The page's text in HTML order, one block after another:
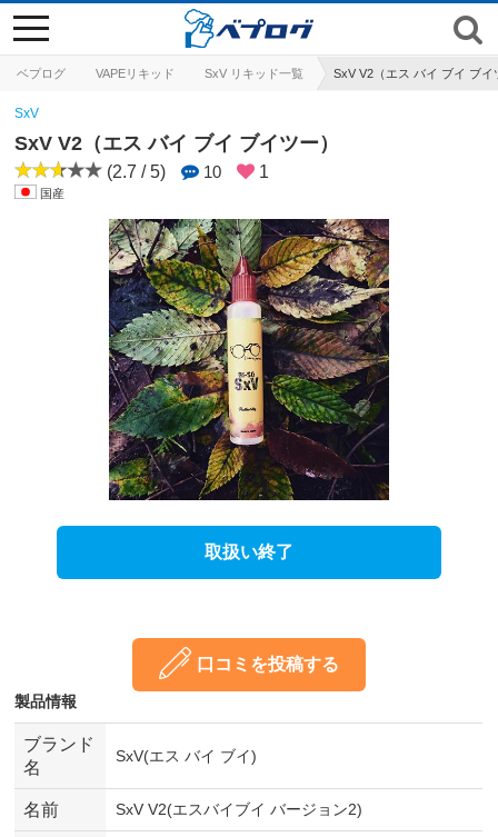
ベプログ VAPEリキッド SxV リキッド一覧 SxV V2（エス バイ ブイ ブイ
toggle
navigation
SxV
SxV V2（エス バイ ブイ ブイツー）
(2.7 / 5) 10 1
国産
取扱い終了
口コミを投稿する
製品情報
ブランド
名
SxV(エス バイ ブイ)
名前 SxV V2(エスバイブイ バージョン2)